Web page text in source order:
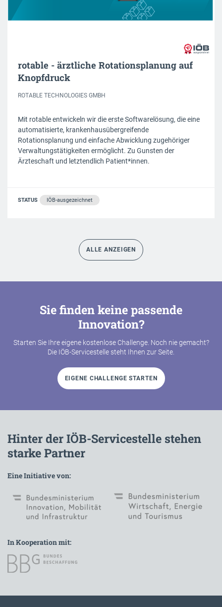
rotable - ärztliche Rotationsplanung auf
Knopfdruck
ROTABLE TECHNOLOGIES GMBH
Mit rotable entwickeln wir die erste Softwarelösung, die eine
automatisierte, krankenhausübergreifende
Rotationsplanung und einfache Abwicklung zugehöriger
Verwaltungstätigkeiten ermöglicht. Zu Gunsten der
Ärzteschaft und letztendlich Patient*innen.
STATUS IÖB-ausgezeichnet
ALLE ANZEIGEN
Sie finden keine passende
Innovation?
Starten Sie Ihre eigene kostenlose Challenge. Noch nie gemacht?
Die IÖB-Servicestelle steht Ihnen zur Seite.
EIGENE CHALLENGE STARTEN
Hinter der IÖB-Servicestelle stehen
starke Partner
Eine Initiative von:
In Kooperation mit: